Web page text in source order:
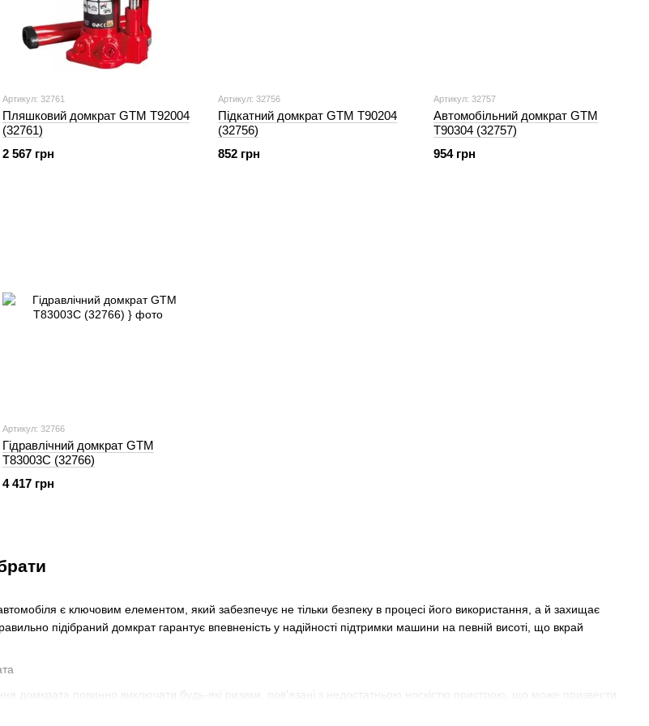
є ключовим елементом, який забезпечує не тільки безпеку в процесі його використання, а й захищає
підібраний домкрат гарантує впевненість у надійності підтримки машини на певній висоті, що вкрай
домкрата повинно виключати будь-які ризики, пов'язані з недостатньою носкістю пристрою, що може призвести
Артикул: 32761
Пляшковий домкрат GTM Т92004
(32761)
2 567 грн
Артикул: 32756
Підкатний домкрат GTM Т90204
(32756)
852 грн
Артикул: 32757
Автомобільний домкрат GTM
Т90304 (32757)
954 грн
Артикул: 32766
Гідравлічний домкрат GTM
T83003C (32766)
4 417 грн